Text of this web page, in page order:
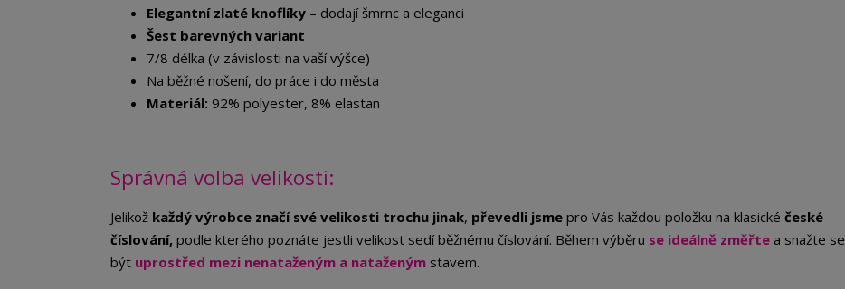
Elegantní zlaté knoflíky – dodají šmrnc a eleganci
Šest barevných variant
7/8 délka (v závislosti na vaší výšce)
Na běžné nošení, do práce i do města
Materiál: 92% polyester, 8% elastan
Správná volba velikosti:
Jelikož každý výrobce značí své velikosti trochu jinak, převedli jsme pro Vás každou položku na klasické české
číslování, podle kterého poznáte jestli velikost sedí běžnému číslování. Během výběru se ideálně změřte a snažte se
být uprostřed mezi nenataženým a nataženým stavem.